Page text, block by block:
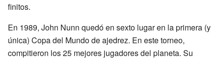
finitos.
En 1989, John Nunn quedó en sexto lugar en la primera (y
única) Copa del Mundo de ajedrez. En este torneo,
compitieron los 25 mejores jugadores del planeta. Su